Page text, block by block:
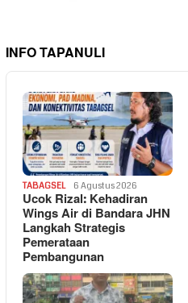
INFO TAPANULI
TABAGSEL 6 Agustus 2026
Ucok Rizal: Kehadiran
Wings Air di Bandara JHN
Langkah Strategis
Pemerataan
Pembangunan